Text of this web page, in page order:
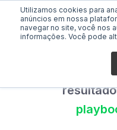
Utilizamos cookies para
anúncios em nossa
navegar no site, você nos
informações. Você pode
Foram